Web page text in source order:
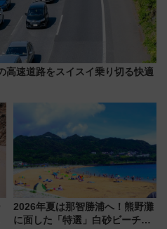
高速道路をスイスイ乗り切る快適
2026年夏は那智勝浦へ！熊野灘
に面した「特選」白砂ビーチは